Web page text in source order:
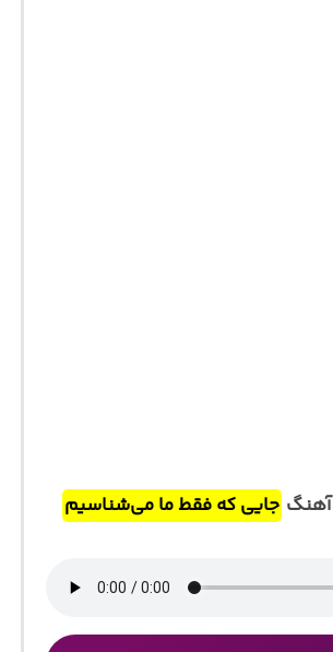
آهنگ جایی که فقط ما می‌شناسیم